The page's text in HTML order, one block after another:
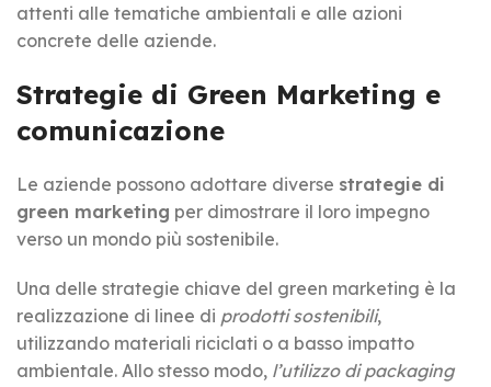
attenti alle tematiche ambientali e alle azioni
concrete delle aziende.
Strategie di Green Marketing e
comunicazione
Le aziende possono adottare diverse strategie di
green marketing per dimostrare il loro impegno
verso un mondo più sostenibile.
Una delle strategie chiave del green marketing è la
realizzazione di linee di prodotti sostenibili,
utilizzando materiali riciclati o a basso impatto
ambientale. Allo stesso modo, l’utilizzo di packaging